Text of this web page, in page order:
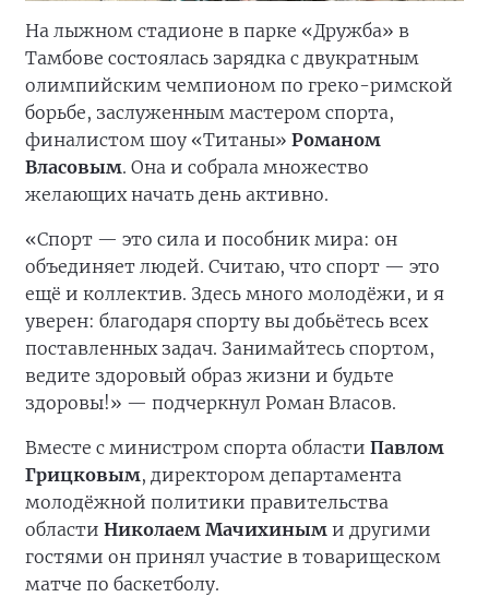
На лыжном стадионе в парке «Дружба» в
Тамбове состоялась зарядка с двукратным
олимпийским чемпионом по греко-римской
борьбе, заслуженным мастером спорта,
финалистом шоу «Титаны» Романом
Власовым. Она и собрала множество
желающих начать день активно.
«Спорт — это сила и пособник мира: он
объединяет людей. Считаю, что спорт — это
ещё и коллектив. Здесь много молодёжи, и я
уверен: благодаря спорту вы добьётесь всех
поставленных задач. Занимайтесь спортом,
ведите здоровый образ жизни и будьте
здоровы!» — подчеркнул Роман Власов.
Вместе с министром спорта области Павлом
Грицковым, директором департамента
молодёжной политики правительства
области Николаем Мачихиным и другими
гостями он принял участие в товарищеском
матче по баскетболу.